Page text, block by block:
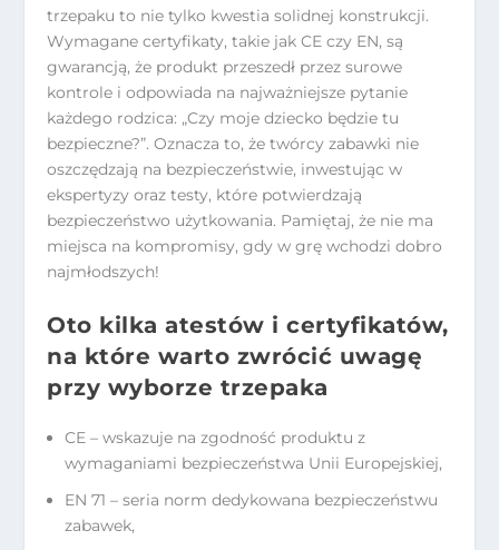
trzepaku to nie tylko kwestia solidnej konstrukcji.
Wymagane certyfikaty, takie jak CE czy EN, są
gwarancją, że produkt przeszedł przez surowe
kontrole i odpowiada na najważniejsze pytanie
każdego rodzica: „Czy moje dziecko będzie tu
bezpieczne?”. Oznacza to, że twórcy zabawki nie
oszczędzają na bezpieczeństwie, inwestując w
ekspertyzy oraz testy, które potwierdzają
bezpieczeństwo użytkowania. Pamiętaj, że nie ma
miejsca na kompromisy, gdy w grę wchodzi dobro
najmłodszych!
Oto kilka atestów i certyfikatów,
na które warto zwrócić uwagę
przy wyborze trzepaka
CE – wskazuje na zgodność produktu z
wymaganiami bezpieczeństwa Unii Europejskiej,
EN 71 – seria norm dedykowana bezpieczeństwu
zabawek,